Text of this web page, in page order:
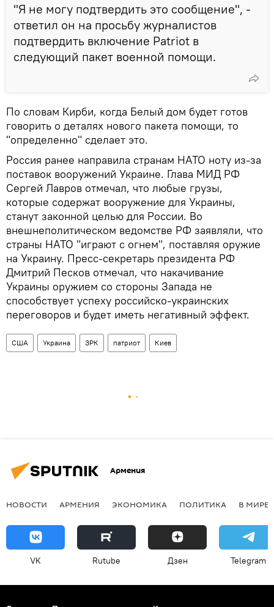
"Я не могу подтвердить это сообщение", -
ответил он на просьбу журналистов
подтвердить включение Patriot в
следующий пакет военной помощи.
По словам Кирби, когда Белый дом будет готов
говорить о деталях нового пакета помощи, то
"определенно" сделает это.
Россия ранее направила странам НАТО ноту из-за
поставок вооружений Украине. Глава МИД РФ
Сергей Лавров отмечал, что любые грузы,
которые содержат вооружение для Украины,
станут законной целью для России. Во
внешнеполитическом ведомстве РФ заявляли, что
страны НАТО "играют с огнем", поставляя оружие
на Украину. Пресс-секретарь президента РФ
Дмитрий Песков отмечал, что накачивание
Украины оружием со стороны Запада не
способствует успеху российско-украинских
переговоров и будет иметь негативный эффект.
США Украина ЗРК патриот Киев
Армения
НОВОСТИ АРМЕНИЯ ЭКОНОМИКА ПОЛИТИКА В МИРЕ
VK Rutube Дзен Telegram